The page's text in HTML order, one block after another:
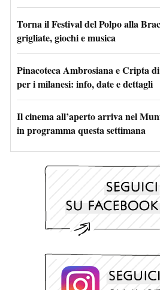
Torna il Festival del Polpo alla
grigliate, giochi e musica
Pinacoteca Ambrosiana e Cripta
per i milanesi: info, date e dettagli
Il cinema all’aperto arriva nel
in programma questa settimana